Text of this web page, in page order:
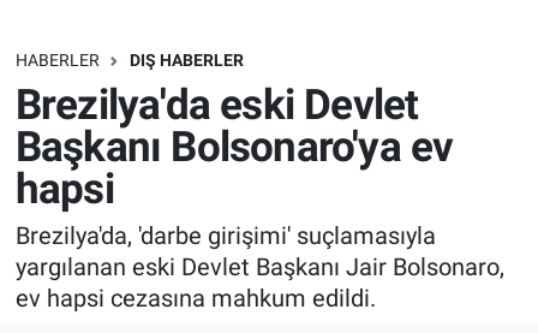
HABERLER DIŞ HABERLER
Brezilya'da eski Devlet
Başkanı Bolsonaro'ya ev
hapsi
Brezilya'da, 'darbe girişimi' suçlamasıyla
yargılanan eski Devlet Başkanı Jair Bolsonaro,
ev hapsi cezasına mahkum edildi.
Bilim turu
Bilim ve Teknoloji Evreni
Doğa Konuşuyor
Dünya
Ege Saati
Dünya
Teknoloji
Sağlık
Spor
Yayın Akışı
Trafik Durumu
Süper Lig Puan Durumu ve Fikstür
Tüm Manşetler
Son Dakika Haberleri
Haber Arşivi